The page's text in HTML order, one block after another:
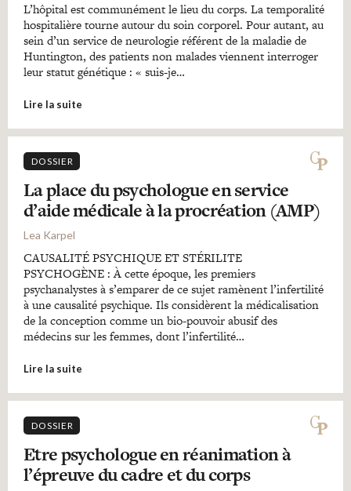
L’hôpital est communément le lieu du corps. La temporalité
hospitalière tourne autour du soin corporel. Pour autant, au
sein d’un service de neurologie référent de la maladie de
Huntington, des patients non malades viennent interroger
leur statut génétique : « suis-je…
Lire la suite
DOSSIER
La place du psychologue en service
d’aide médicale à la procréation (AMP)
Lea Karpel
CAUSALITÉ PSYCHIQUE ET STÉRILITE
PSYCHOGÈNE : À cette époque, les premiers
psychanalystes à s’emparer de ce sujet ramènent l’infertilité
à une causalité psychique. Ils considèrent la médicalisation
de la conception comme un bio-pouvoir abusif des
médecins sur les femmes, dont l’infertilité…
Lire la suite
DOSSIER
Etre psychologue en réanimation à
l’épreuve du cadre et du corps